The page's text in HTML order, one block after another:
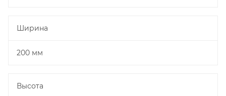
Ширина
200 мм
Высота